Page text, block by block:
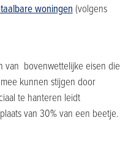
woningen (volgens
van bovenwettelijke eisen die
kunnen stijgen door
te hanteren leidt
van 30% van een beetje.